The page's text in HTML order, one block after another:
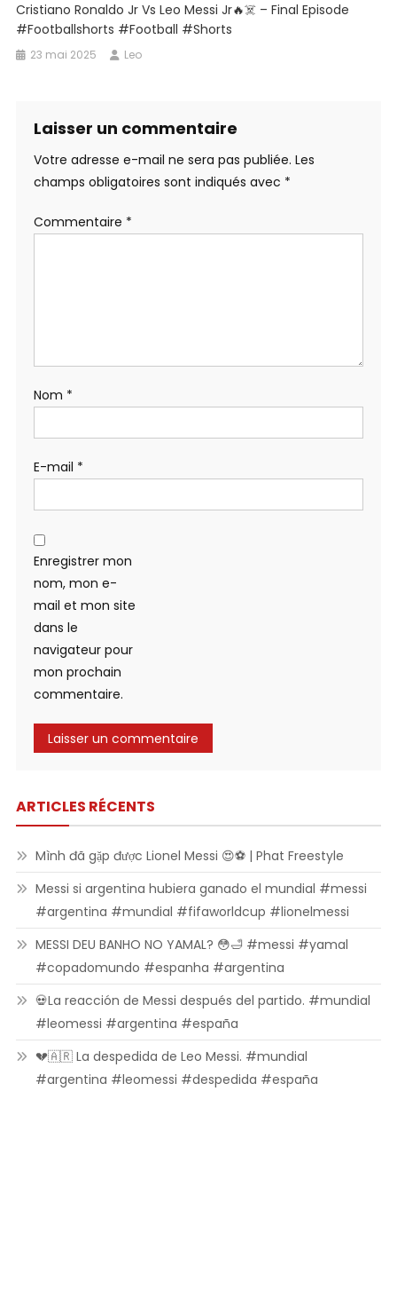
Cristiano Ronaldo Jr Vs Leo Messi Jr🔥☠️ – Final Episode
#footballshorts #football #shorts
23 mai 2025 Leo
Laisser un commentaire
Votre adresse e-mail ne sera pas publiée. Les
champs obligatoires sont indiqués avec *
Commentaire *
Nom *
E-mail *
Enregistrer mon
nom, mon e-
mail et mon site
dans le
navigateur pour
mon prochain
commentaire.
ARTICLES RÉCENTS
Mình đã gặp được Lionel Messi 😍⚽ | Phat Freestyle
Messi si argentina hubiera ganado el mundial #messi
#argentina #mundial #fifaworldcup #lionelmessi
MESSI DEU BANHO NO YAMAL? 😳🛁 #messi #yamal
#copadomundo #espanha #argentina
💀La reacción de Messi después del partido. #mundial
#leomessi #argentina #españa
💔🇦🇷 La despedida de Leo Messi. #mundial
#argentina #leomessi #despedida #españa